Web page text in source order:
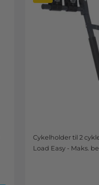
Cykelholder til 2
Load Easy - Maks.